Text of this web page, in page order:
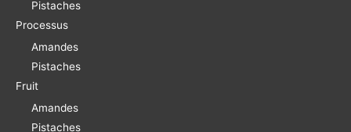
Pistaches
Processus
Amandes
Pistaches
Fruit
Amandes
Pistaches